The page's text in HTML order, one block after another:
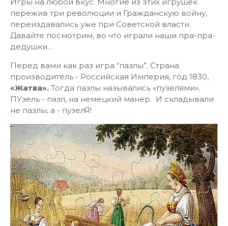
пережив три революции и Гражданскую войну,
переиздавались уже при Советской власти.
Давайте посмотрим, во что играли наши пра-пра-
дедушки…
Перед вами как раз игра “пазлы”. Страна
производитель - Российская Империя, год 1830,
«Жатва». Тогда пазлы назывались «пузелями».
ПУзель - пазл, на немецкий манер. И складывали
не пазлы, а - пузелЯ!